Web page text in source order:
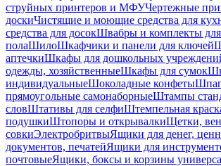
струйных принтеров и МФУЧертежные
доскиЧистящие и моющие средства для
средства для досокШвабры и комплекты
полаШилоШкафчики и панели для ключей
аптечкиШкафы для дошкольных
одежды, хозяйственныеШкафы для сумок
индивидуальныеШоколадные конфеты
прямоугольные самонаборныеШтампы
словШтативы для селфиШтемпельная
подушкиШтопоры и открывалкиЩетки,
совкиЭлектробритвыЯщики для денег,
документов, печатейЯщики для
почтовыеЯщики, боксы и корзины